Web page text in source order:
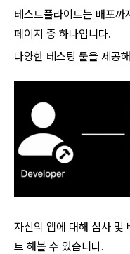
테스트플라이트는 배포
페이지 중 하나입니다.
다양한 테스팅 툴을 제공
자신의 앱에 대해 심사 및
트 해볼 수 있습니다.